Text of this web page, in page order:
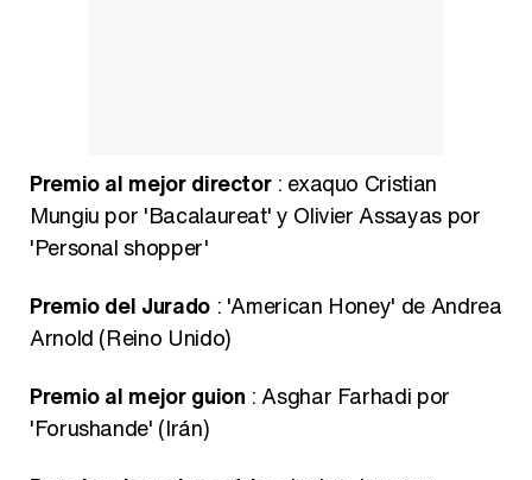
Premio al mejor director: exaquo Cristian
Mungiu por 'Bacalaureat' y Olivier Assayas por
'Personal shopper'
Premio del Jurado: 'American Honey' de Andrea
Arnold (Reino Unido)
Premio al mejor guion : Asghar Farhadi por
'Forushande' (Irán)